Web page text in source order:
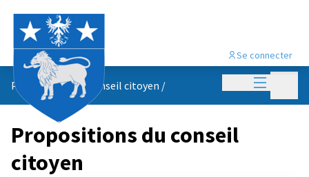
Menu
Se connecter
Propositions du conseil citoyen /
Propositions du conseil
citoyen